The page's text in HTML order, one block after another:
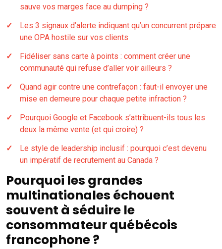
sauve vos marges face au dumping ?
Les 3 signaux d’alerte indiquant qu’un concurrent prépare
une OPA hostile sur vos clients
Fidéliser sans carte à points : comment créer une
communauté qui refuse d’aller voir ailleurs ?
Quand agir contre une contrefaçon : faut-il envoyer une
mise en demeure pour chaque petite infraction ?
Pourquoi Google et Facebook s’attribuent-ils tous les
deux la même vente (et qui croire) ?
Le style de leadership inclusif : pourquoi c’est devenu
un impératif de recrutement au Canada ?
Pourquoi les grandes
multinationales échouent
souvent à séduire le
consommateur québécois
francophone ?